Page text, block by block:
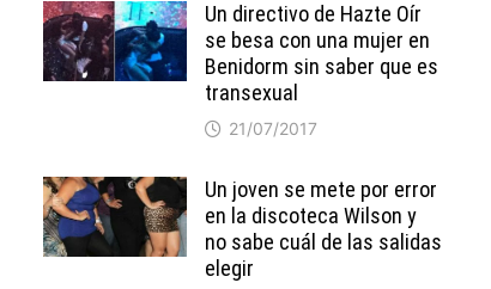
Un directivo de Hazte Oír
se besa con una mujer en
Benidorm sin saber que es
transexual
21/07/2017
Un joven se mete por error
en la discoteca Wilson y
no sabe cuál de las salidas
elegir